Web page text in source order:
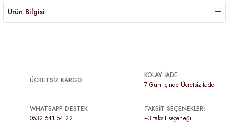
Ürün Bilgisi
ÜCRETSİZ KARGO
KOLAY İADE
7 Gün İçinde Ücretsiz İade
WHATSAPP DESTEK
0532 541 54 22
TAKSİT SEÇENEKLERİ
+3 taksit seçeneği